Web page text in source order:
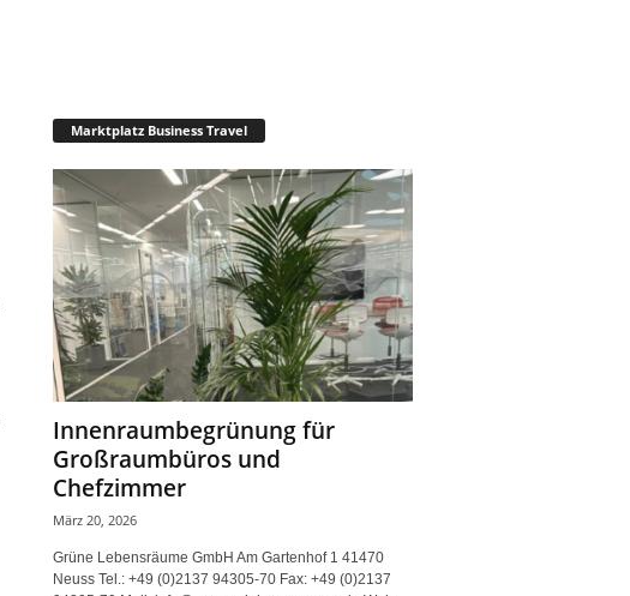
Marktplatz Business Travel
Innenraumbegrünung für
Großraumbüros und
Chefzimmer
März 20, 2026
Grüne Lebensräume GmbH Am Gartenhof 1 41470
Neuss Tel.: +49 (0)2137 94305-70 Fax: +49 (0)2137